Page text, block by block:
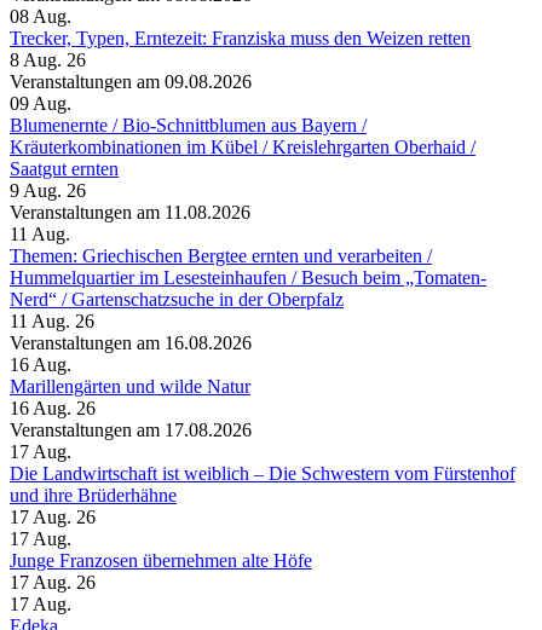
08 Aug.
Trecker, Typen, Erntezeit: Franziska muss den Weizen retten
8 Aug. 26
Veranstaltungen am 09.08.2026
09 Aug.
Blumenernte /​ Bio-Schnittblumen aus Bayern /​
Kräuterkombinationen im Kübel /​ Kreislehrgarten Oberhaid /​
Saatgut ernten
9 Aug. 26
Veranstaltungen am 11.08.2026
11 Aug.
Themen: Griechischen Bergtee ernten und verarbeiten /​
Hummelquartier im Lesesteinhaufen /​ Besuch beim „Tomaten-
Nerd“ /​ Gartenschatzsuche in der Oberpfalz
11 Aug. 26
Veranstaltungen am 16.08.2026
16 Aug.
Marillengärten und wilde Natur
16 Aug. 26
Veranstaltungen am 17.08.2026
17 Aug.
Die Landwirtschaft ist weiblich – Die Schwestern vom Fürstenhof
und ihre Brüderhähne
17 Aug. 26
17 Aug.
Junge Franzosen übernehmen alte Höfe
17 Aug. 26
17 Aug.
Edeka